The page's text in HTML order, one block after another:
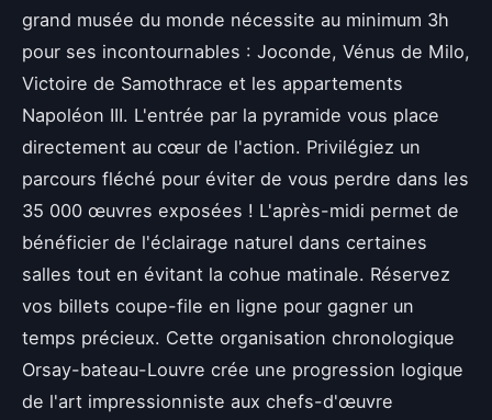
grand musée du monde nécessite au minimum 3h
pour ses incontournables : Joconde, Vénus de Milo,
Victoire de Samothrace et les appartements
Napoléon III. L'entrée par la pyramide vous place
directement au cœur de l'action. Privilégiez un
parcours fléché pour éviter de vous perdre dans les
35 000 œuvres exposées ! L'après-midi permet de
bénéficier de l'éclairage naturel dans certaines
salles tout en évitant la cohue matinale. Réservez
vos billets coupe-file en ligne pour gagner un
temps précieux. Cette organisation chronologique
Orsay-bateau-Louvre crée une progression logique
de l'art impressionniste aux chefs-d'œuvre